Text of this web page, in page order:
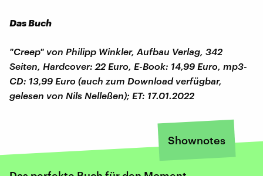
Das Buch
"Creep" von Philipp Winkler, Aufbau Verlag, 342
Seiten, Hardcover: 22 Euro, E-Book: 14,99 Euro, mp3-
CD: 13,99 Euro (auch zum Download verfügbar,
gelesen von Nils Nelleßen); ET: 17.01.2022
Shownotes